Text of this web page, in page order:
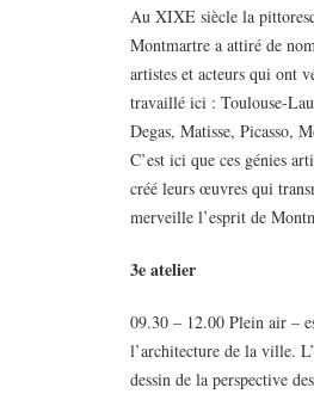
Au XIXE siècle la
Montmartre a attiré de
artistes et acteurs qui ont
travaillé ici : Toulouse-
Degas, Matisse, Picasso,
C’est ici que ces génies
créé leurs œuvres qui
merveille l’esprit de
3e atelier
09.30 – 12.00 Plein air –
l’architecture de la ville.
dessin de la perspective